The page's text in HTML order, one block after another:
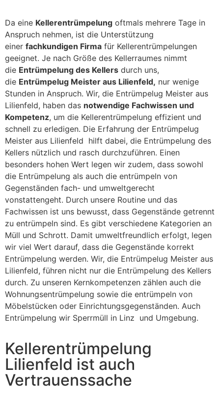
Da eine Kellerentrümpelung oftmals mehrere Tage in
Anspruch nehmen, ist die Unterstützung
einer fachkundigen Firma für Kellerentrümpelungen
geeignet. Je nach Größe des Kellerraumes nimmt
die Entrümpelung des Kellers durch uns,
die Entrümpelug Meister aus Lilienfeld, nur wenige
Stunden in Anspruch. Wir, die Entrümpelug Meister aus
Lilienfeld, haben das notwendige Fachwissen und
Kompetenz, um die Kellerentrümpelung effizient und
schnell zu erledigen. Die Erfahrung der Entrümpelug
Meister aus Lilienfeld hilft dabei, die Entrümpelung des
Kellers nützlich und rasch durchzuführen. Einen
besonders hohen Wert legen wir zudem, dass sowohl
die Entrümpelung als auch die entrümpeln von
Gegenständen fach- und umweltgerecht
vonstattengeht. Durch unsere Routine und das
Fachwissen ist uns bewusst, dass Gegenstände getrennt
zu entrümpeln sind. Es gibt verschiedene Kategorien an
Müll und Schrott. Damit umweltfreundlich erfolgt, legen
wir viel Wert darauf, dass die Gegenstände korrekt
Entrümpelung werden. Wir, die Entrümpelug Meister aus
Lilienfeld, führen nicht nur die Entrümpelung des Kellers
durch. Zu unseren Kernkompetenzen zählen auch die
Wohnungsentrümpelung sowie die entrümpeln von
Möbelstücken oder Einrichtungsgegenständen. Auch
Entrümpelung wir Sperrmüll in Linz und Umgebung.
Kellerentrümpelung
Lilienfeld ist auch
Vertrauenssache